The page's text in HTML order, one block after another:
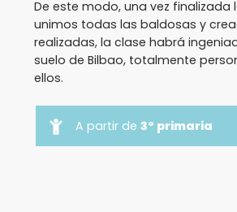
De este modo, una vez finalizada
unimos todas las baldosas y
realizadas, la clase habrá
suelo de Bilbao, totalmente
ellos.
A partir de 3º primaria